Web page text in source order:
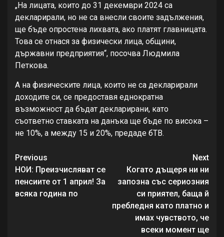
„На лицата, които до 31 декември 2024 са
декларирали, но не са внесли своите задължения,
ще бъде опростена лихвата, ако платят главницата.
Това се отнася за физически лица, общини,
държавни предприятия“, посочва Людмила
Петкова.
А на физическите лица, които не са декларирали
доходите си, се предоставя еднократна
възможност да бъдат декларирани, като
съответно ставката на данъка ще бъде по висока –
не 10%, а между 15 и 20%, предаде бТВ.
Continue
Reading
Previous
НОИ: Преизчисляват се
пенсиите от 1 април! За
всяка година по
Next
Когато дъщеря ни ни
запозна със сериозния
си приятел, баща й
пребледня като платно и
имах чувството, че
всеки момент ще